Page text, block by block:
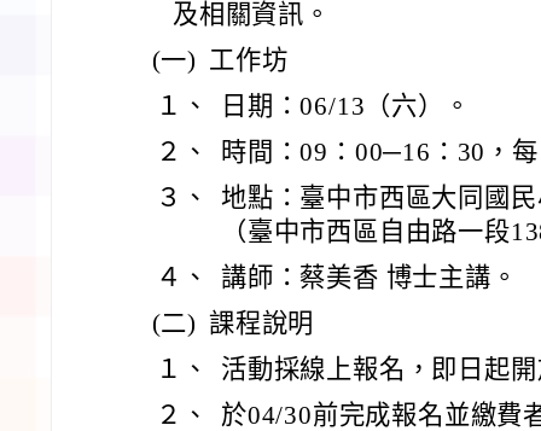
及相關資訊。
(一) 工作坊
１、
日期：06/13（六）。
２、
時間：09：00─16：30，
３、
地點：臺中市西區大同國
（臺中市西區自由路一段
４、
講師：蔡美香 博士主講。
(二) 課程說明
１、
活動採線上報名，即日起
２、
於04/30前完成報名並繳費